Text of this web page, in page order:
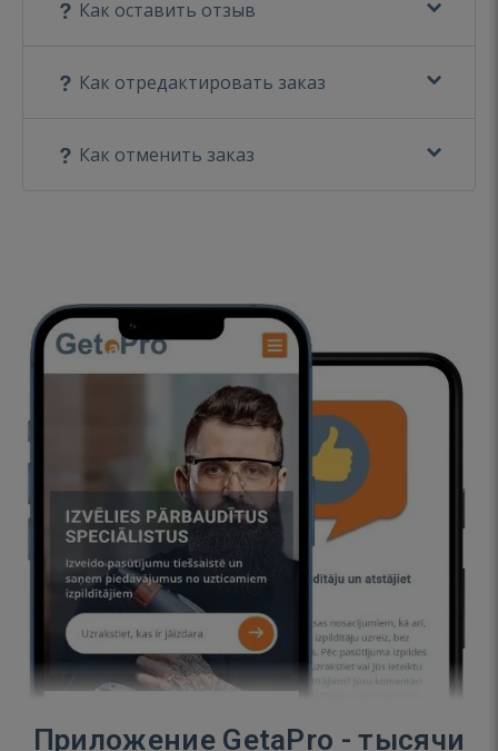
Как оставить отзыв
Как отредактировать заказ
Как отменить заказ
Приложение GetaPro - тысячи